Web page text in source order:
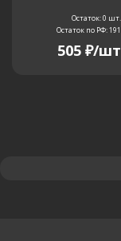
Остаток: 0 шт.
Остаток по РФ: 191
505 ₽/шт